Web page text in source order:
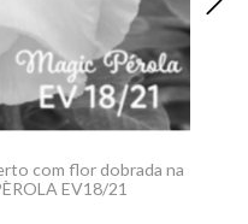
com flor dobrada na
EV18/21